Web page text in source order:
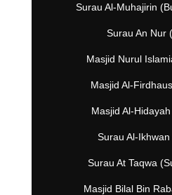
Surau Al-Muhajirin
Surau An Nur
Masjid Nurul
Masjid Al-
Masjid Al-
Surau Al-
Surau At Taqwa
Masjid Bilal Bin